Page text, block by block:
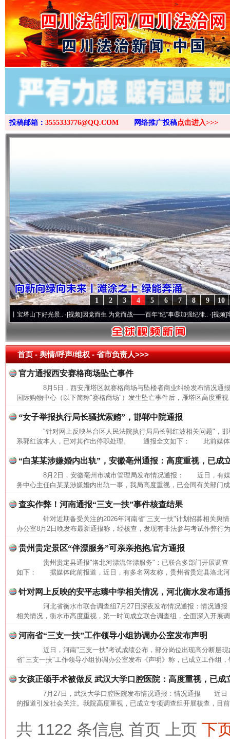
>
投稿邮箱： 3555333776@QQ.COM 网络推广投稿点击进入>>>
10
9
8
7
6
5
4
3
2
1
山下好光景..·[视频]因党而生 为党而战——百年“纪”事⑧加强纪律..·[视频]牢记初心
首页- 舆情/呼声/维权 -省市负责人>>>
官方通报西安赛格商场坠亡事件
8月5日，西安雁塔区就赛格商场与坠楼者商业纠纷发布情况
国际购物中心（以下简称"赛格商场"）发生坠亡事件后，雁塔区高度重
“女子举报执行局长骚扰索贿”，邯郸中院通报
"针对网上反映丛台区人民法院执行局局长郭红波相关问题"，邯
系郭红波本人，已对其作出停职处理。 通报全文如下： 此前媒体
“白某某涉嫌婚内出轨”，安徽亳州通报：高度重视，已成
8月2日，安徽亳州市城市管理局发布情况通报： 近日，有媒
务中心主任白某某涉嫌婚内出轨一事，我局高度重视，已会同有关部门
查实作弊！河南通报“三支一扶”事件核查结果
针对近期备受关注的2026年河南省"三支一扶"计划招募相关舆
办公室8月2日晚发布最新通报称，经核查，发现有非法参与考试作弊行
贵州贵定景区“伴漂服务”可亲亲抱抱,官方通报
贵州贵定县通报"洛北河漂流伴漂服务"：已联合多部门开展调查
如下： 据媒体此前报道，近日，有多名网友称，贵州省贵定县洛北
针对网上反映的安平志臻中学相关情况，河北衡水发布通
河北省衡水市联合调查组7月27日深夜发布情况通报：情况通
相关情况，衡水市高度重视，第一时间成立联合调查组，全面深入开展
河南省“三支一扶”工作领导小组协调办公室发布声明
近日，河南"三支一扶"考试成绩公布，部分岗位出现高分断层现
省"三支一扶"工作领导小组协调办公室发布《声明》称，已成立工作组
女孩正颌手术被做反 武汉大学口腔医院：高度重视，已成
7月27日，武汉大学口腔医院发布情况通报：情况通报 近日
的报道引发社会关注。我院高度重视，已成立专项调查组开展核查，目
共 1122 条信息 首页 上页 下
这是一记警钟！ 谢